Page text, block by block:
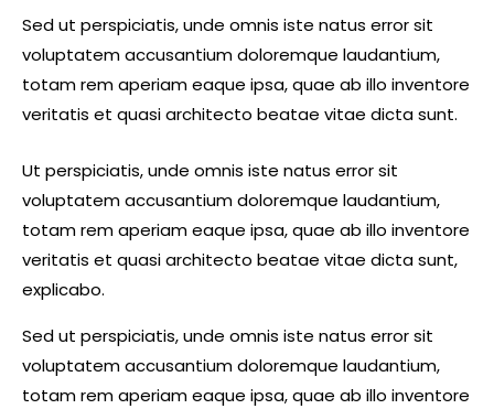
Sed ut perspiciatis, unde omnis iste natus error sit
voluptatem accusantium doloremque laudantium,
totam rem aperiam eaque ipsa, quae ab illo inventore
veritatis et quasi architecto beatae vitae dicta sunt.
Ut perspiciatis, unde omnis iste natus error sit
voluptatem accusantium doloremque laudantium,
totam rem aperiam eaque ipsa, quae ab illo inventore
veritatis et quasi architecto beatae vitae dicta sunt,
explicabo.
Sed ut perspiciatis, unde omnis iste natus error sit
voluptatem accusantium doloremque laudantium,
totam rem aperiam eaque ipsa, quae ab illo inventore